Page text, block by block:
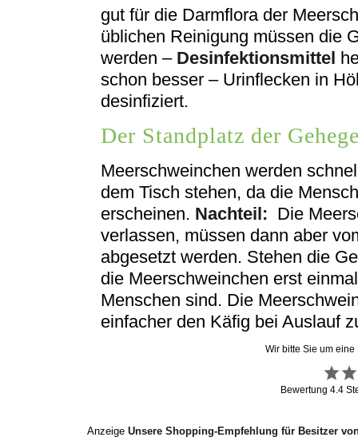
gut für die Darmflora der
üblichen Reinigung müssen die
werden – Desinfektionsmittel
schon besser – Urinflecken in
desinfiziert.
Der Standplatz der
Meerschweinchen werden
dem Tisch stehen, da die
erscheinen. Nachteil: Die
verlassen, müssen dann aber
abgesetzt werden. Stehen die
die Meerschweinchen erst
Menschen sind. Die
einfacher den Käfig bei Auslauf
Wir bitte Sie um
Bewertung4.4
AnzeigeUnsere Shopping-Empfehlung für Besitzer